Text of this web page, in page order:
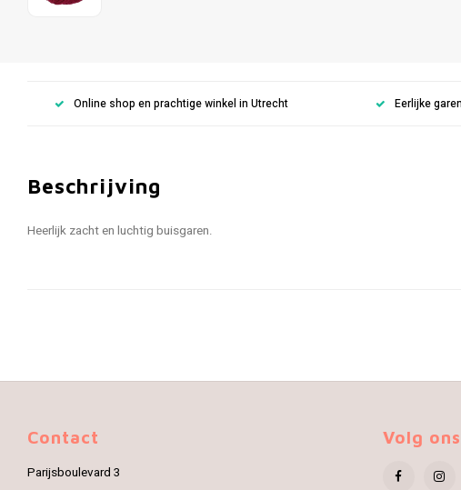
Online shop en prachtige winkel in Utrecht Eerlijke
Beschrijving
Heerlijk zacht en luchtig buisgaren.
Contact
Parijsboulevard 3
Volg ons